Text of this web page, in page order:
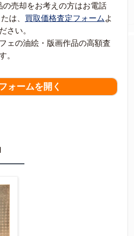
の売却をお考えの方はお電話
は、 買取価格査定フォーム よ
さい。
ェの油絵・版画作品の高額査
。
ォームを開く
で結構です。
】